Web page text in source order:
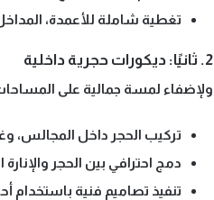
تغطية شاملة للأعمدة،
2. ثانيًا: ديكورات حجرية داخلية
ولإضفاء لمسة جمالية على
تركيب الحجر داخل المجالس،
دمج احترافي بين الحجر والإنارة
تنفيذ تصاميم فنية باستخدام